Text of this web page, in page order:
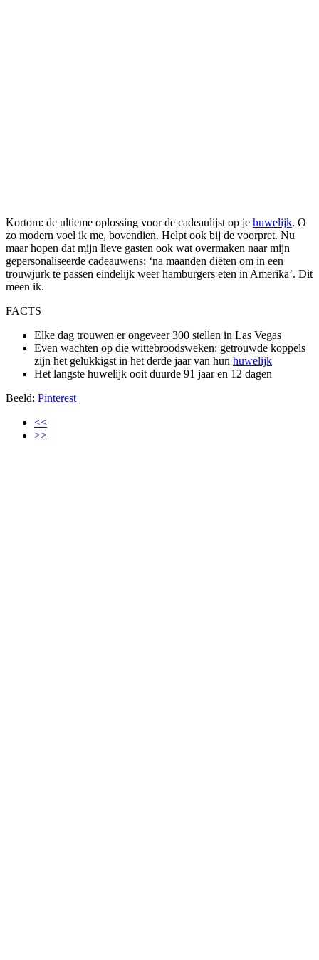
Kortom: de ultieme oplossing voor de cadeaulijst op je huwelijk. O
zo modern voel ik me, bovendien. Helpt ook bij de voorpret. Nu
maar hopen dat mijn lieve gasten ook wat overmaken naar mijn
gepersonaliseerde cadeauwens: ‘na maanden diëten om in een
trouwjurk te passen eindelijk weer hamburgers eten in Amerika’. Dit
meen ik.
FACTS
Elke dag trouwen er ongeveer 300 stellen in Las Vegas
Even wachten op die wittebroodsweken: getrouwde koppels
zijn het gelukkigst in het derde jaar van hun huwelijk
Het langste huwelijk ooit duurde 91 jaar en 12 dagen
Beeld: Pinterest
<<
>>